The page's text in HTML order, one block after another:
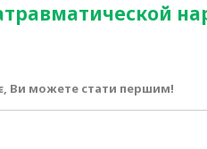
Ви можете стати першим!